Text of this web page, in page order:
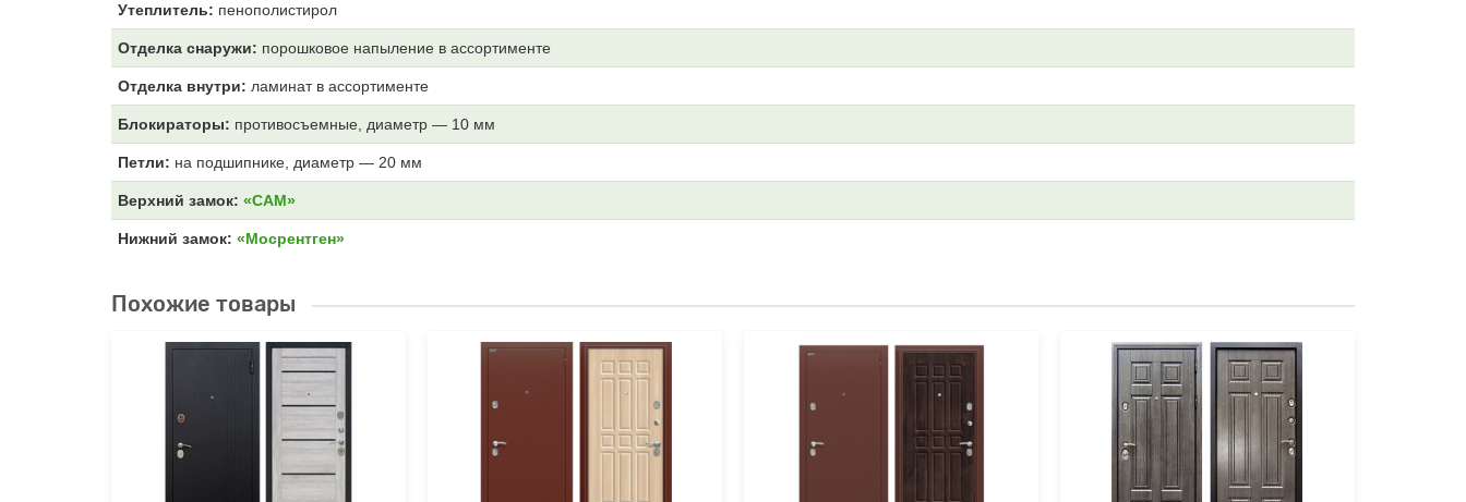
Утеплитель: пенополистирол
Отделка снаружи: порошковое напыление в ассортименте
Отделка внутри: ламинат в ассортименте
Блокираторы: противосъемные, диаметр — 10 мм
Петли: на подшипнике, диаметр — 20 мм
Верхний замок: «САМ»
Нижний замок: «Мосрентген»
Похожие товары